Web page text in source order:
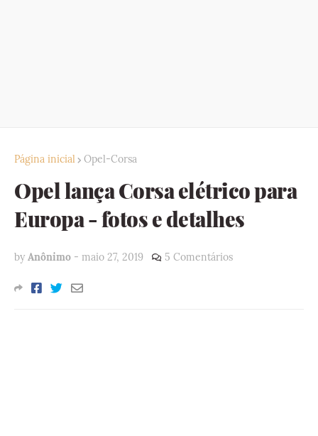
Página inicial Opel-Corsa
Opel lança Corsa elétrico para
Europa - fotos e detalhes
by Anônimo - maio 27, 2019 5 Comentários